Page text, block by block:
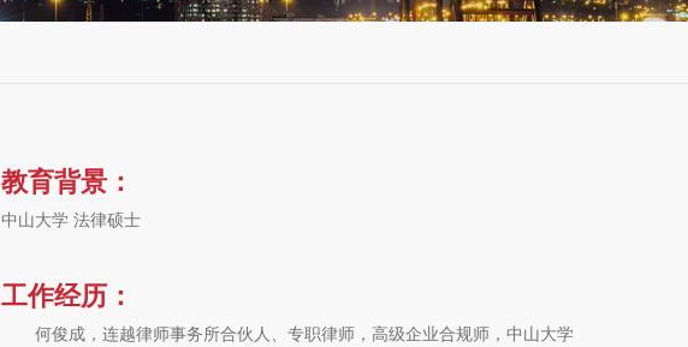
教育背景：
中山大学 法律硕士
工作经历：
何俊成，连越律师事务所合伙人、专职律师，高级企业合规师，中山大学